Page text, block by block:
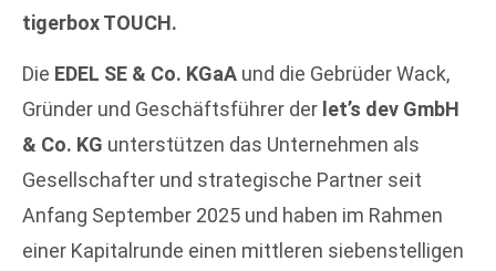
tigerbox TOUCH.
Die EDEL SE & Co. KGaA und die Gebrüder Wack,
Gründer und Geschäftsführer der let’s dev GmbH
& Co. KG unterstützen das Unternehmen als
Gesellschafter und strategische Partner seit
Anfang September 2025 und haben im Rahmen
einer Kapitalrunde einen mittleren siebenstelligen